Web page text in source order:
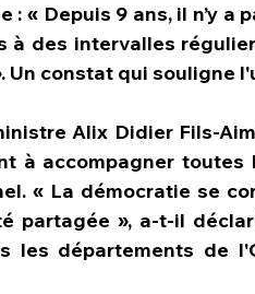
: « Depuis 9 ans, il n’y a
à des intervalles
Un constat qui souligne
Alix Didier Fils-
à accompagner
« La démocratie se
partagée », a-t-il
les départements de